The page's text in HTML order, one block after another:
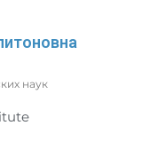
наук